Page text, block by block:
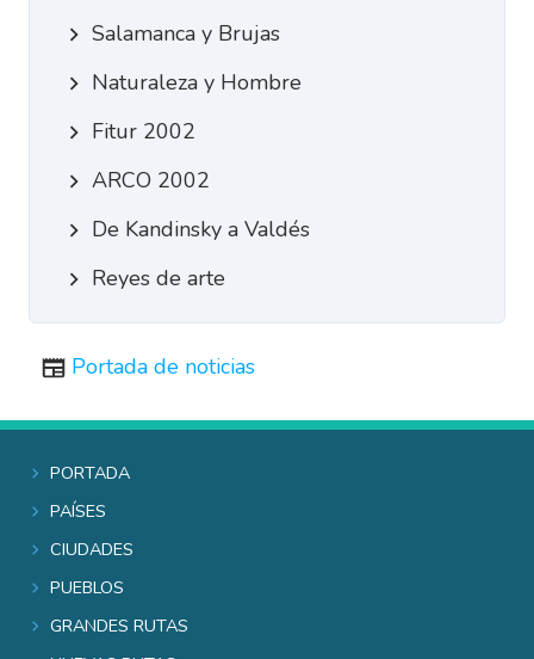
Salamanca y Brujas
Naturaleza y Hombre
Fitur 2002
ARCO 2002
De Kandinsky a Valdés
Reyes de arte
Portada de noticias
Portada
Países
Ciudades
Pueblos
Grandes rutas